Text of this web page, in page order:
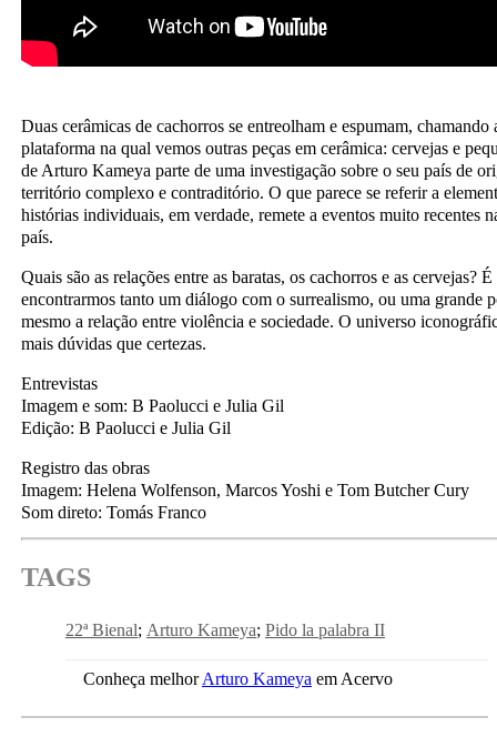
Duas cerâmicas de cachorros se entreolham e espumam, chamando
plataforma na qual vemos outras peças em cerâmica: cervejas e
de Arturo Kameya parte de uma investigação sobre o seu país de
território complexo e contraditório. O que parece se referir a
histórias individuais, em verdade, remete a eventos muito recentes
país.
Quais são as relações entre as baratas, os cachorros e as cervejas?
encontrarmos tanto um diálogo com o surrealismo, ou uma grande
mesmo a relação entre violência e sociedade. O universo
mais dúvidas que certezas.
Entrevistas
Imagem e som: B Paolucci e Julia Gil
Edição: B Paolucci e Julia Gil
Registro das obras
Imagem: Helena Wolfenson, Marcos Yoshi e Tom Butcher Cury
Som direto: Tomás Franco
TAGS
22ª Bienal Arturo Kameya Pido la palabra II
Conheça melhorArturo Kameya em Acervo